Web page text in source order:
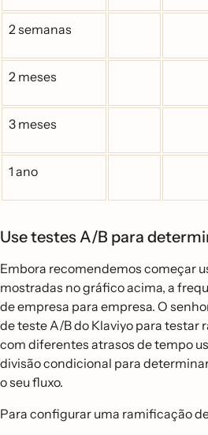
2 semanas
2 meses
3 meses
1 ano
Use testes A/B para
Embora recomendemos começar
mostradas no gráfico acima, a
de empresa para empresa. O
de teste A/B do Klaviyo para testar
com diferentes atrasos de tempo
divisão condicional para
o seu fluxo.
Para configurar uma ramificação